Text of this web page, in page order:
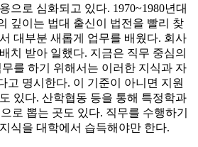
으로 심화되고 있다. 1970~1980년대
깊이는 법대 출신이 법전을 빨리 찾
대부분 새롭게 업무를 배웠다. 회사
치 받아 일했다. 지금은 직무 중심의
를 하기 위해서는 이러한 지식과 자
고 명시한다. 이 기준이 아니면 지원
있다. 산학협동 등을 통해 특정학과
로 뽑는 곳도 있다. 직무를 수행하기
식을 대학에서 습득해야만 한다.